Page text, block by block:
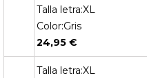
Talla letra:XL
Color:Gris
24,95 €
Talla letra:XL